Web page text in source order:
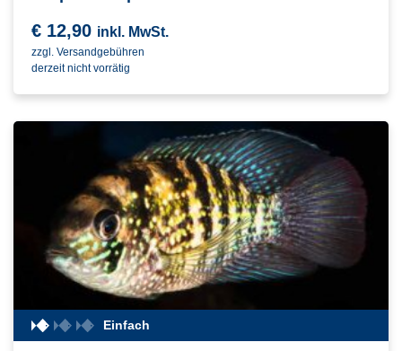
€ 12,90 inkl. MwSt.
zzgl. Versandgebühren
derzeit nicht vorrätig
Einfach